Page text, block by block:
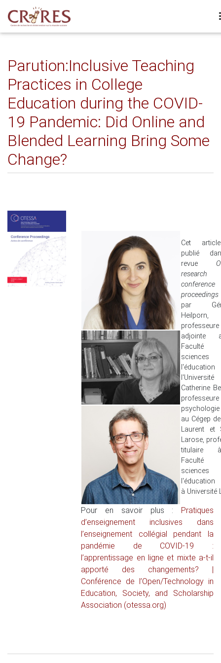
Parution:Inclusive Teaching
Practices in College
Education during the COVID-
19 Pandemic: Did Online and
Blended Learning Bring Some
Change?
Cet
publié
revue
research
conference
par
Heilporn,
professeure
l'Université
Catherine
psychologie
au Cégep
Laurent et
Larose,
titulaire
l'éducation
à Université
Pour en savoir plus : Pratiques
d’enseignement inclusives dans
l’enseignement collégial pendant la
pandémie de COVID-19 :
l’apprentissage en ligne et mixte a-t-il
apporté des changements? |
Conférence de l’Open/Technology in
Education, Society, and Scholarship
Association (otessa.org)